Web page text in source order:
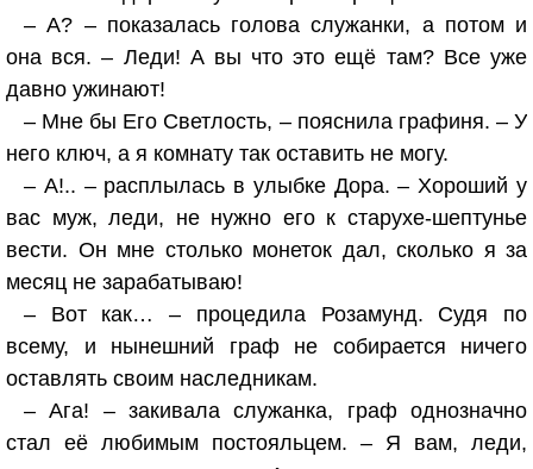
– А? – показалась голова служанки, а потом и
она вся. – Леди! А вы что это ещё там? Все уже
давно ужинают!
– Мне бы Его Светлость, – пояснила графиня. – У
него ключ, а я комнату так оставить не могу.
– А!.. – расплылась в улыбке Дора. – Хороший у
вас муж, леди, не нужно его к старухе-шептунье
вести. Он мне столько монеток дал, сколько я за
месяц не зарабатываю!
– Вот как… – процедила Розамунд. Судя по
всему, и нынешний граф не собирается ничего
оставлять своим наследникам.
– Ага! – закивала служанка, граф однозначно
стал её любимым постояльцем. – Я вам, леди,